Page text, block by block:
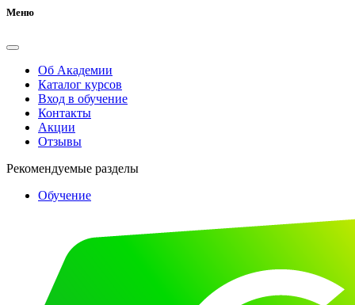
Меню
Об Академии
Каталог курсов
Вход в обучение
Контакты
Акции
Отзывы
Рекомендуемые разделы
Обучение